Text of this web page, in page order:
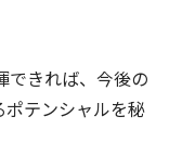
できれば、今後の
テンシャルを秘